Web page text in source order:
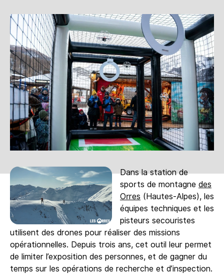
Dans la station de
sports de montagne des
Orres (Hautes-Alpes), les
équipes techniques et les
pisteurs secouristes
utilisent des drones pour réaliser des missions
opérationnelles. Depuis trois ans, cet outil leur permet
de limiter l’exposition des personnes, et de gagner du
temps sur les opérations de recherche et d’inspection.